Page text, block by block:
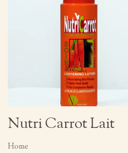
Products
Contact
Nutri Carrot Lait
Home